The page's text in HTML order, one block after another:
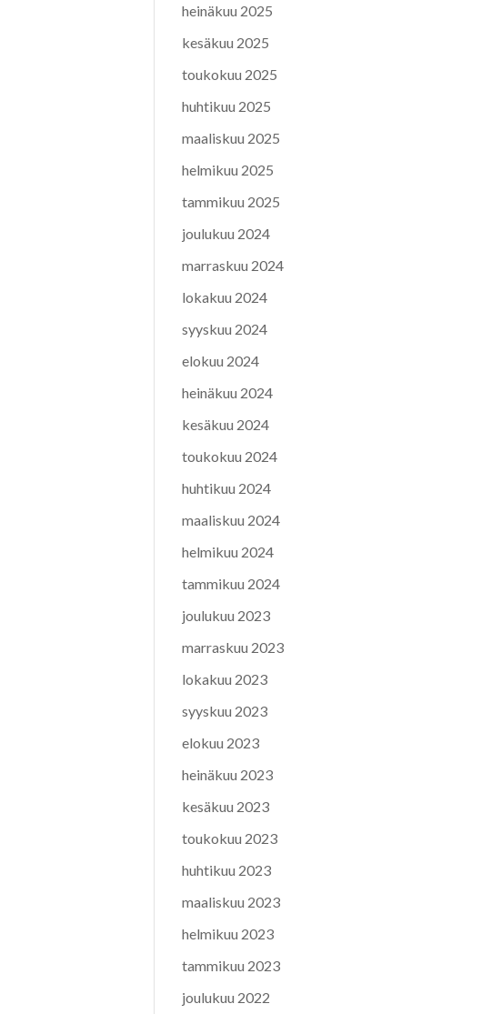
heinäkuu 2025
kesäkuu 2025
toukokuu 2025
huhtikuu 2025
maaliskuu 2025
helmikuu 2025
tammikuu 2025
joulukuu 2024
marraskuu 2024
lokakuu 2024
syyskuu 2024
elokuu 2024
heinäkuu 2024
kesäkuu 2024
toukokuu 2024
huhtikuu 2024
maaliskuu 2024
helmikuu 2024
tammikuu 2024
joulukuu 2023
marraskuu 2023
lokakuu 2023
syyskuu 2023
elokuu 2023
heinäkuu 2023
kesäkuu 2023
toukokuu 2023
huhtikuu 2023
maaliskuu 2023
helmikuu 2023
tammikuu 2023
joulukuu 2022